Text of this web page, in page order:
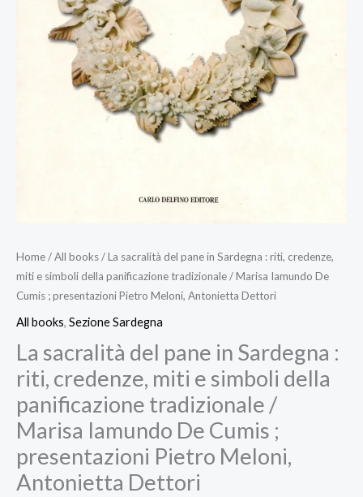
Home/All books/ La sacralità del pane in Sardegna : riti, credenze,
miti e simboli della panificazione tradizionale / Marisa Iamundo De
Cumis ; presentazioni Pietro Meloni, Antonietta Dettori
All books, Sezione Sardegna
La sacralità del pane in Sardegna :
riti, credenze, miti e simboli della
panificazione tradizionale /
Marisa Iamundo De Cumis ;
presentazioni Pietro Meloni,
Antonietta Dettori